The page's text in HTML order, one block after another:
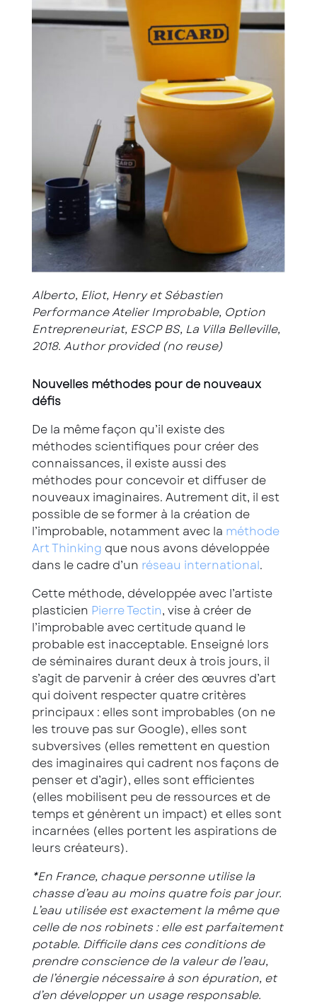
Alberto, Eliot, Henry et Sébastien
Performance Atelier Improbable, Option
Entrepreneuriat, ESCP BS, La Villa Belleville,
2018. Author provided (no reuse)
Nouvelles méthodes pour de nouveaux
défis
De la même façon qu’il existe des
méthodes scientifiques pour créer des
connaissances, il existe aussi des
méthodes pour concevoir et diffuser de
nouveaux imaginaires. Autrement dit, il est
possible de se former à la création de
l’improbable, notamment avec la méthode
ArtThinking que nous avons développée
dans le cadre d’un réseau international.
Cette méthode, développée avec l’artiste
plasticien PierreTectin, vise à créer de
l’improbable avec certitude quand le
probable est inacceptable. Enseigné lors
de séminaires durant deux à trois jours, il
s’agit de parvenir à créer des œuvres d’art
qui doivent respecter quatre critères
principaux : elles sont improbables (on ne
les trouve pas sur Google), elles sont
subversives (elles remettent en question
des imaginaires qui cadrent nos façons de
penser et d’agir), elles sont efficientes
(elles mobilisent peu de ressources et de
temps et génèrent un impact) et elles sont
incarnées (elles portent les aspirations de
leurs créateurs).
*En France, chaque personne utilise la
chasse d’eau au moins quatre fois par jour.
L’eau utilisée est exactement la même que
celle de nos robinets : elle est parfaitement
potable. Difficile dans ces conditions de
prendre conscience de la valeur de l’eau,
de l’énergie nécessaire à son épuration, et
d’en développer un usage responsable.